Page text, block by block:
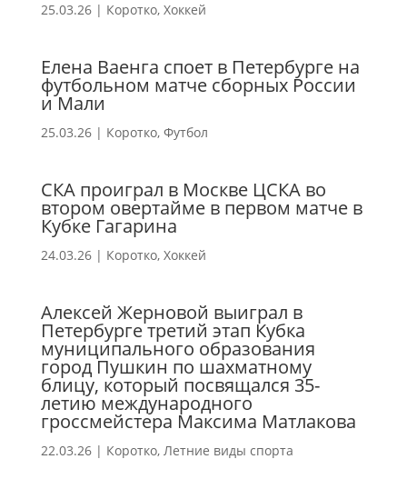
25.03.26| Коротко, Хоккей
Елена Ваенга споет в Петербурге на
футбольном матче сборных России
и Мали
25.03.26| Коротко, Футбол
СКА проиграл в Москве ЦСКА во
втором овертайме в первом матче в
Кубке Гагарина
24.03.26| Коротко, Хоккей
Алексей Жерновой выиграл в
Петербурге третий этап Кубка
муниципального образования
город Пушкин по шахматному
блицу, который посвящался 35-
летию международного
гроссмейстера Максима Матлакова
22.03.26| Коротко, Летние виды спорта